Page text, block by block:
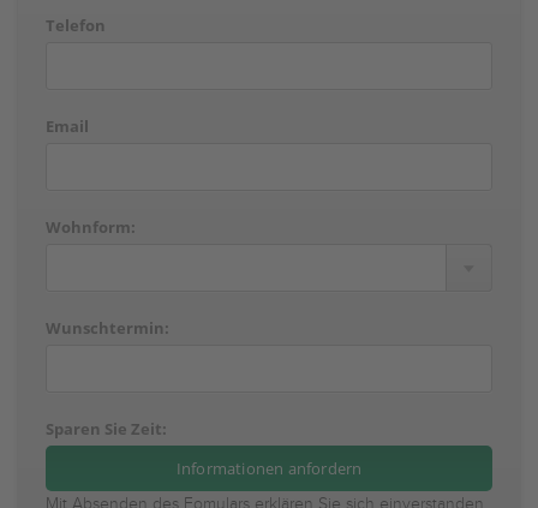
Telefon
Email
Wohnform:
Wunschtermin:
Sparen Sie Zeit: